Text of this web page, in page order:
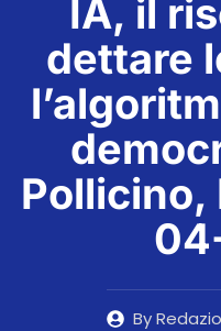
IA, il
dettare
Pollicino,
By